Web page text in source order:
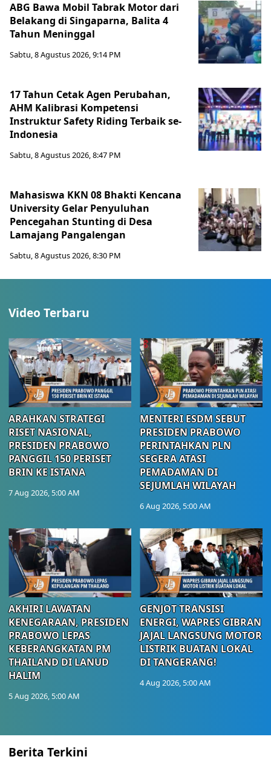
ABG Bawa Mobil Tabrak Motor dari
Belakang di Singaparna, Balita 4
Tahun Meninggal
Sabtu, 8 Agustus 2026, 9:14 PM
17 Tahun Cetak Agen Perubahan,
AHM Kalibrasi Kompetensi
Instruktur Safety Riding Terbaik se-
Indonesia
Sabtu, 8 Agustus 2026, 8:47 PM
Mahasiswa KKN 08 Bhakti Kencana
University Gelar Penyuluhan
Pencegahan Stunting di Desa
Lamajang Pangalengan
Sabtu, 8 Agustus 2026, 8:30 PM
Video Terbaru
ARAHKAN STRATEGI
RISET NASIONAL,
PRESIDEN PRABOWO
PANGGIL 150 PERISET
BRIN KE ISTANA
7 Aug 2026, 5:00 AM
MENTERI ESDM SEBUT
PRESIDEN PRABOWO
PERINTAHKAN PLN
SEGERA ATASI
PEMADAMAN DI
SEJUMLAH WILAYAH
6 Aug 2026, 5:00 AM
AKHIRI LAWATAN
KENEGARAAN, PRESIDEN
PRABOWO LEPAS
KEBERANGKATAN PM
THAILAND DI LANUD
HALIM
5 Aug 2026, 5:00 AM
GENJOT TRANSISI
ENERGI, WAPRES GIBRAN
JAJAL LANGSUNG MOTOR
LISTRIK BUATAN LOKAL
DI TANGERANG!
4 Aug 2026, 5:00 AM
Berita Terkini